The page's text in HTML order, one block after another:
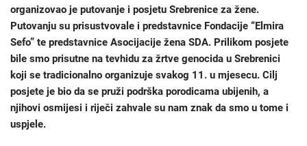
organizovao je putovanje i posjetu Srebrenice za žene.
Putovanju su prisustvovale i predstavnice Fondacije “Elmira
Sefo” te predstavnice Asocijacije žena SDA. Prilikom posjete
bile smo prisutne na tevhidu za žrtve genocida u Srebrenici
koji se tradicionalno organizuje svakog 11. u mjesecu. Cilj
posjete je bio da se pruži podrška porodicama ubijenih, a
njihovi osmijesi i riječi zahvale su nam znak da smo u tome i
uspjele.